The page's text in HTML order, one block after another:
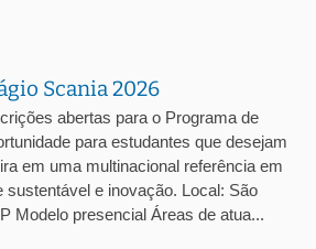
Scania 2026
abertas para o Programa de
para estudantes que desejam
em uma multinacional referência em
sustentável e inovação. Local: São
Modelo presencial Áreas de atua...